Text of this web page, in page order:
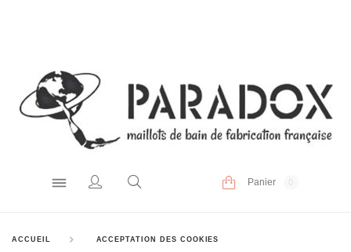
Panier
ACCUEIL ACCEPTATION DES COOKIES